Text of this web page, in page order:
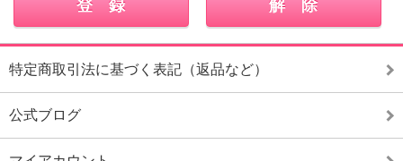
特定商取引法に基づく表記（返品など）
公式ブログ